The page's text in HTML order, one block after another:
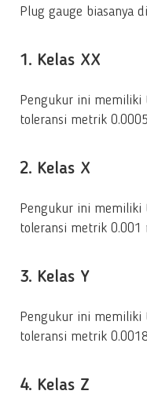
Plug gauge biasanya
1. Kelas XX
Pengukur ini memiliki
toleransi metrik
2. Kelas X
Pengukur ini memiliki
toleransi metrik 0.001
3. Kelas Y
Pengukur ini memiliki
toleransi metrik
4. Kelas Z